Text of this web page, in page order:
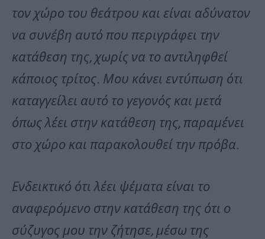
τον χώρο του θεάτρου και είναι αδύνατον
να συνέβη αυτό που περιγράφει την
κατάθεση της, χωρίς να το αντιληφθεί
κάποιος τρίτος. Μου κάνει εντύπωση ότι
καταγγείλει αυτό το γεγονός και μετά
όπως λέει στην κατάθεση της, παραμένει
στο χώρο και παρακολουθεί την πρόβα.
Ενδεικτικό ότι λέει ψέματα είναι το
αναφερόμενο στην κατάθεση της ότι ο
σύζυγος μου την ζήτησε, μέσω της